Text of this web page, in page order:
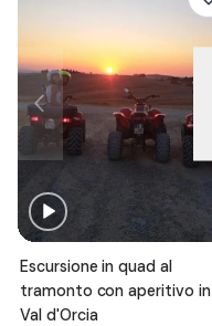
Escursione in quad al
tramonto con aperitivo in
Val d'Orcia